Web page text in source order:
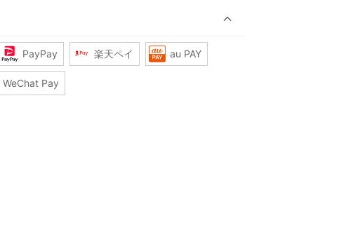
PayPay 楽天ペイ au PAY
WeChat Pay